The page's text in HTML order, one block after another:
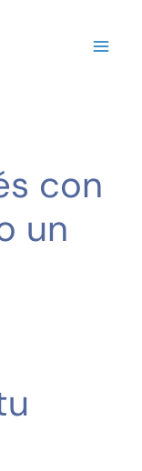
con
un